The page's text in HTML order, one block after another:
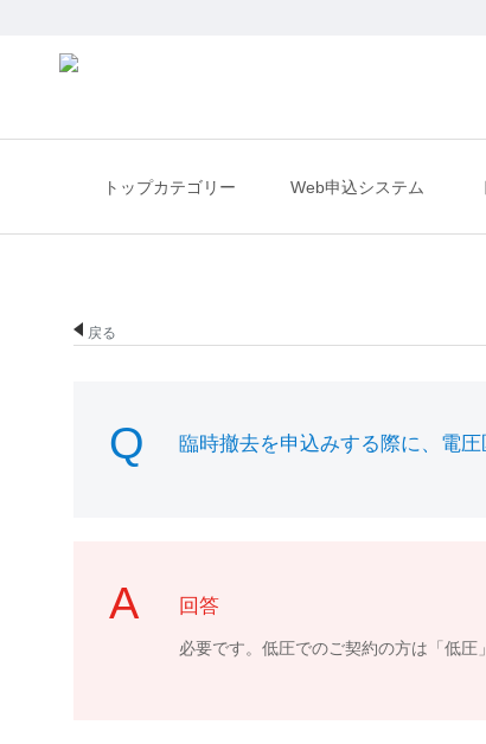
トップカテゴリー Web申込システム
戻る
臨時撤去を申込みする際に、電圧
回答
必要です。低圧でのご契約の方は「低圧